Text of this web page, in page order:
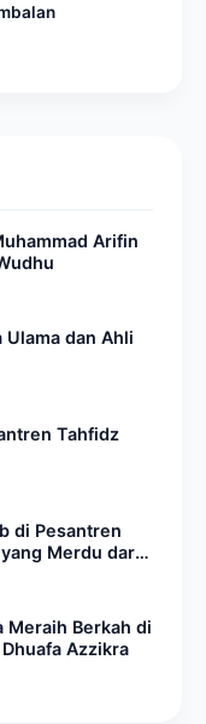
Arifin
Ulama dan Ahli
Tahfidz
di Pesantren
Merdu dari
Meraih Berkah di
Azzikra